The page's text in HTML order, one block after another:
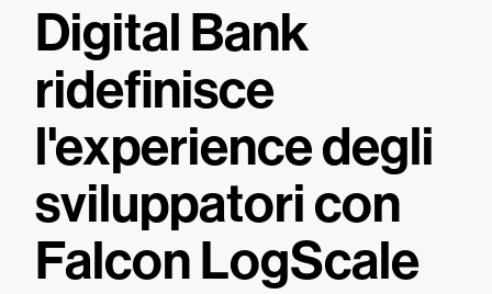
Digital Bank
ridefinisce
l'experience degli
sviluppatori con
Falcon LogScale